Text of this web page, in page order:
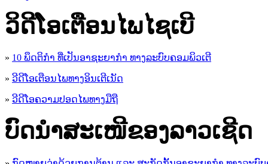
ວິດີໂອເຕືອນໄພໄຊເບີ
» 10 ພຶດຕິກໍາ ທີ່ເປັນອາຊະຍາກໍາ ທາງລະບົບຄອມພິວເຕີ
» ວີດີໂອເຕືອນໄພທາງອິນເຕີເນັດ
» ວ​ີ​ດີ​ໂອ​ຄວາມ​ປອດ​ໄພ​ທາງ​ມື​ຖື
ບົດນຳສະເໜີຂອງລາວເຊີດ